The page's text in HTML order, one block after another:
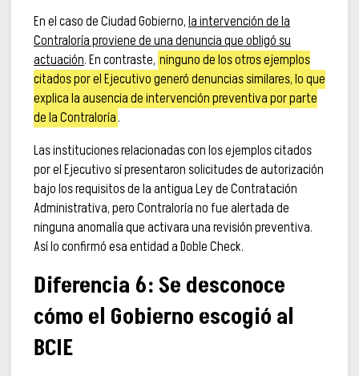
En el caso de Ciudad Gobierno,la intervención de la
Contraloría proviene de una denuncia que obligó su
actuación. En contraste, ninguno de los otros ejemplos
citados por el Ejecutivo generó denuncias similares, lo que
explica la ausencia de intervención preventiva por parte
de la Contraloría.
Las instituciones relacionadas con los ejemplos citados
por el Ejecutivo sí presentaron solicitudes de autorización
bajo los requisitos de la antigua Ley de Contratación
Administrativa, pero Contraloría no fue alertada de
ninguna anomalía que activara una revisión preventiva.
Así lo confirmó esa entidad a Doble Check.
Diferencia 6: Se desconoce
cómo el Gobierno escogió al
BCIE